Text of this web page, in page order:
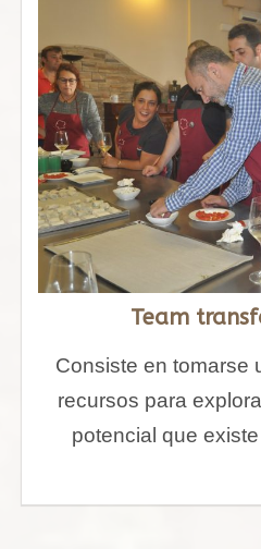
Team
Consiste en tomarse
recursos para
potencial que